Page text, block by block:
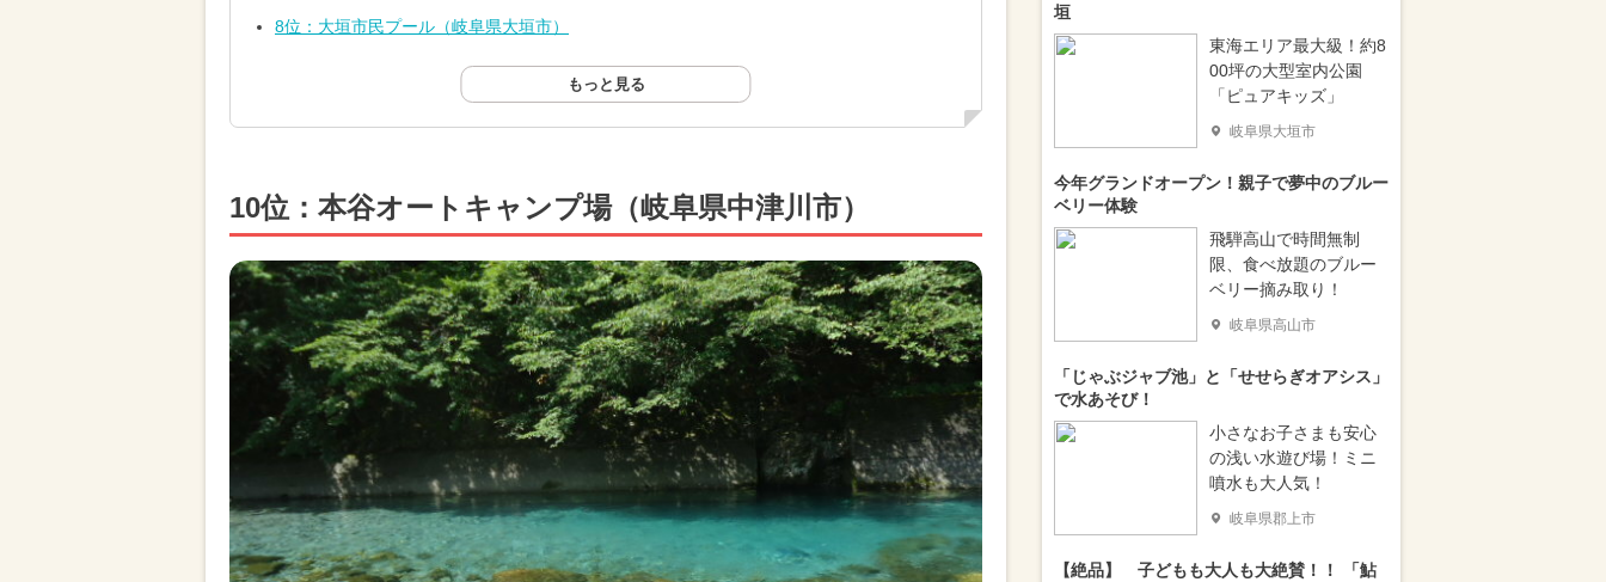
8位：大垣市民プール（岐阜県大垣市）
もっと見る
10位：本谷オートキャンプ場（岐阜県中津川市）
垣
東海エリア最大級！約8
00坪の大型室内公園
「ピュアキッズ」
岐阜県大垣市
今年グランドオープン！親子で夢中のブルー
ベリー体験
飛騨高山で時間無制
限、食べ放題のブルー
ベリー摘み取り！
岐阜県高山市
「じゃぶジャブ池」と「せせらぎオアシス」
で水あそび！
小さなお子さまも安心
の浅い水遊び場！ミニ
噴水も大人気！
岐阜県郡上市
【絶品】 子どもも大人も大絶賛！！ 「鮎